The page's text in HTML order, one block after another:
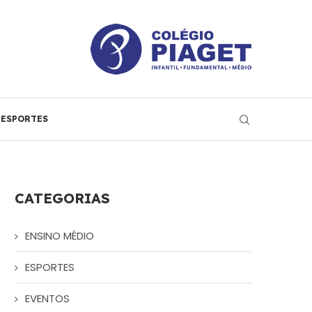
ESPORTES
CATEGORIAS
ENSINO MÉDIO
ESPORTES
EVENTOS